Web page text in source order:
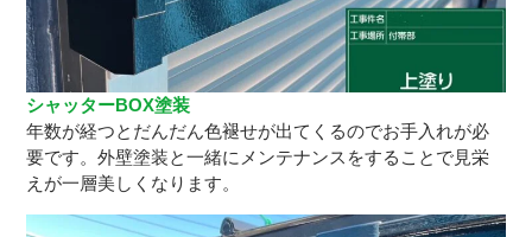
シャッターBOX塗装
年数が経つとだんだん色褪せが出てくるのでお手入れが必
要です。外壁塗装と一緒にメンテナンスをすることで見栄
えが一層美しくなります。